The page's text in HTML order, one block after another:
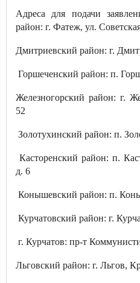
Адреса для подачи
район: г. Фатеж, ул.
Дмитриевский район: г.
Горшеченский район: п.
Железногорский район: г.
52
Золотухинский район: п.
Касторенский район: п.
д. 6
Конышевский район: п.
Курчатовский район: г.
г. Курчатов: пр-т
Льговский район: г. Льгов,